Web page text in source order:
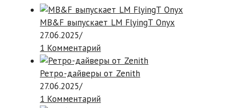
MB&F выпускает LM FlyingT Onyx
27.06.2025/
1 Комментарий
Ретро-дайверы от Zenith
27.06.2025/
1 Комментарий